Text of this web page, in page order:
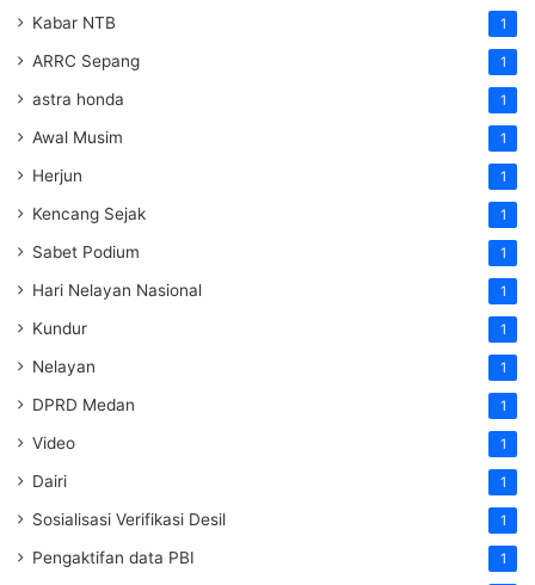
Kabar NTB 1
ARRC Sepang 1
astra honda 1
Awal Musim 1
Herjun 1
Kencang Sejak 1
Sabet Podium 1
Hari Nelayan Nasional 1
Kundur 1
Nelayan 1
DPRD Medan 1
Video 1
Dairi 1
Sosialisasi Verifikasi Desil 1
Pengaktifan data PBI 1